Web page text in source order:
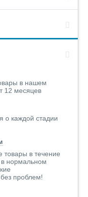
в нашем
12 месяцев
о каждой стадии
товары в течение
нормальном
проблем!